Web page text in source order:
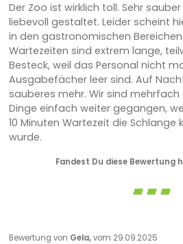
Der Zoo ist wirklich toll. Sehr
liebevoll gestaltet. Leider scheint
in den gastronomischen
Wartezeiten sind extrem lange,
Besteck, weil das Personal nicht
Ausgabefächer leer sind. Auf
sauberes mehr. Wir sind
Dinge einfach weiter gegangen,
10 Minuten Wartezeit die Schlange
wurde.
Fandest Du diese Bewertung
Bewertung von Gela,vom 29.09.2025